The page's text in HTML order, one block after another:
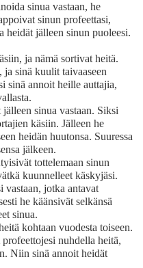
sinua vastaan, he
sinun profeettasi,
heidät jälleen sinun puoleesi.
ja nämä sortivat heitä.
ja sinä kuulit taivaaseen
sinä annoit heille auttajia,
sinua vastaan. Siksi
käsiin. Jälleen he
heidän huutonsa. Suuressa
jälkeen.
tottelemaan sinun
kuunnelleet käskyjäsi.
vastaan, jotka antavat
he käänsivät selkänsä
sinua.
kohtaan vuodesta toiseen.
nuhdella heitä,
Niin sinä annoit heidät